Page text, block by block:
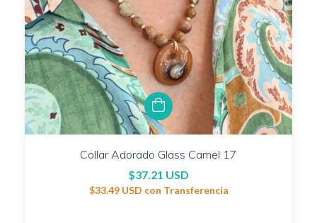
Collar Adorado Glass Camel 17
$37.21 USD
$33.49 USD con Transferencia